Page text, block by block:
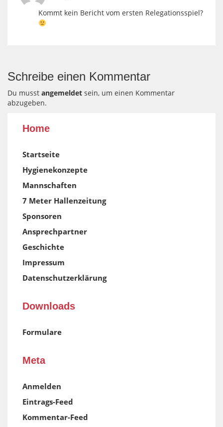
Kommt kein Bericht vom ersten Relegationsspiel?
Schreibe einen Kommentar
Du musst angemeldet sein, um einen Kommentar
abzugeben.
Home
Startseite
Hygienekonzepte
Mannschaften
7 Meter Hallenzeitung
Sponsoren
Ansprechpartner
Geschichte
Impressum
Datenschutzerklärung
Downloads
Formulare
Meta
Anmelden
Eintrags-Feed
Kommentar-Feed